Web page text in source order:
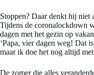
Stoppen? Daar denkt hij niet
Tijdens de coronalockdown
dagen met het gezin op
‘Papa, vier dagen weg! Dat
maar ik doe het nog altijd
De zomer die alles